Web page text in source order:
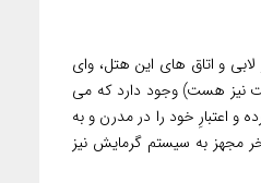
و اتاق های این هتل، وای
نیز هست) وجود دارد که می
و اعتبارِ خود را در مدرن و به
مجهز به سیستم گرمایش نیز